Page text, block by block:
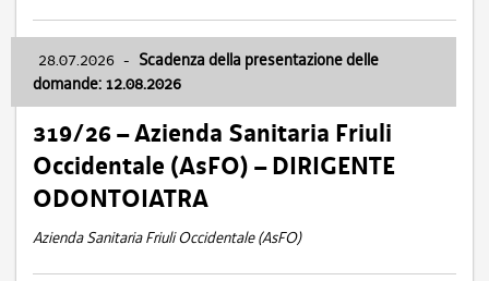
28.07.2026 - Scadenza della presentazione delle
domande: 12.08.2026
319/26 – Azienda Sanitaria Friuli
Occidentale (AsFO) – DIRIGENTE
ODONTOIATRA
Azienda Sanitaria Friuli Occidentale (AsFO)